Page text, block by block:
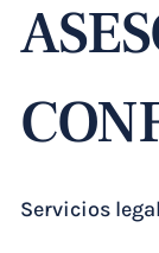
Servicios